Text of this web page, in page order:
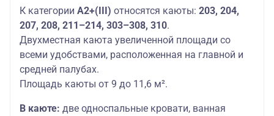
К категории А2+(III) относятся каюты: 203, 204,
207, 208, 211–214, 303–308, 310.
Двухместная каюта увеличенной площади со
всеми удобствами, расположенная на главной и
средней палубах.
Площадь каюты от 9 до 11,6 м².
В каюте: две односпальные кровати, ванная